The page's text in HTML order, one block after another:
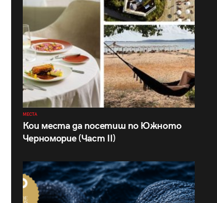
МЕСТА
Кои места да посетиш по Южното
Черноморие (Част II)